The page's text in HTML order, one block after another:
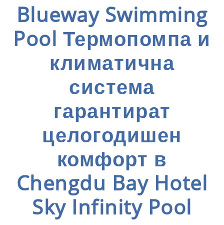
Blueway Swimming
Pool Термопомпа и
климатична
система
гарантират
целогодишен
комфорт в
Chengdu Bay Hotel
Sky Infinity Pool